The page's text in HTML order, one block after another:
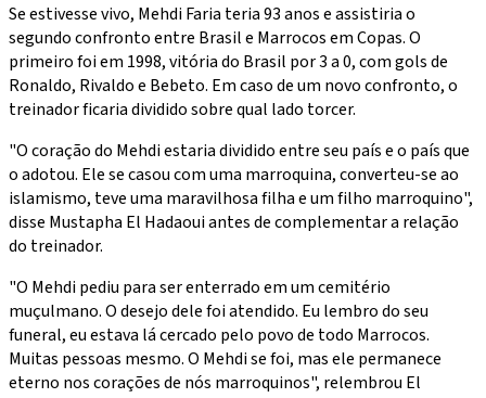
Se estivesse vivo, Mehdi Faria teria 93 anos e assistiria o
segundo confronto entre Brasil e Marrocos em Copas. O
primeiro foi em 1998, vitória do Brasil por 3 a 0, com gols de
Ronaldo, Rivaldo e Bebeto. Em caso de um novo confronto, o
treinador ficaria dividido sobre qual lado torcer.
"O coração do Mehdi estaria dividido entre seu país e o país que
o adotou. Ele se casou com uma marroquina, converteu-se ao
islamismo, teve uma maravilhosa filha e um filho marroquino",
disse Mustapha El Hadaoui antes de complementar a relação
do treinador.
"O Mehdi pediu para ser enterrado em um cemitério
muçulmano. O desejo dele foi atendido. Eu lembro do seu
funeral, eu estava lá cercado pelo povo de todo Marrocos.
Muitas pessoas mesmo. O Mehdi se foi, mas ele permanece
eterno nos corações de nós marroquinos", relembrou El